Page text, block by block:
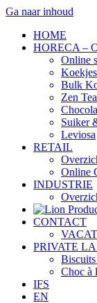
Ga naar inhoud
HOME
HORECA –
Online
Koekjes
Bulk
Zen Tea
Suiker
Leviosa
RETAIL
Online
INDUSTRIE
CONTACT
PRIVATE
Choc à
IFS
EN